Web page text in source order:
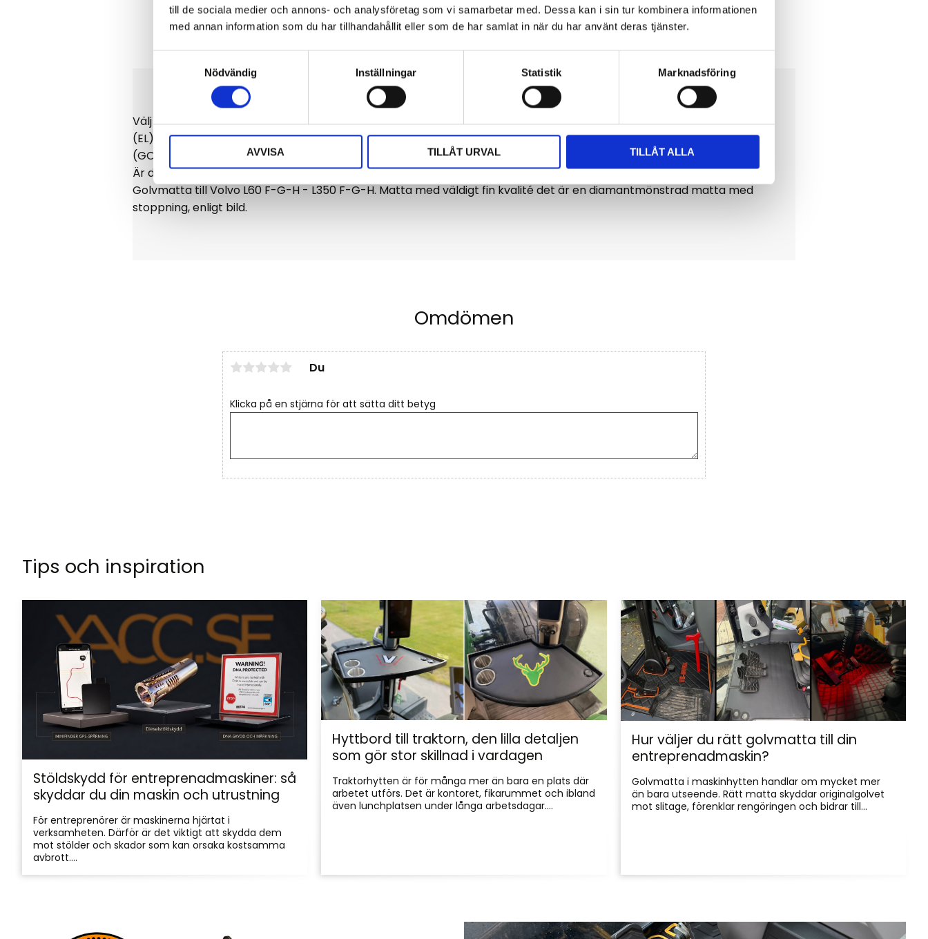
till de sociala medier och annons- och analysföretag som vi samarbetar med. Dessa kan i sin tur kombinera informationen
med annan information som du har tillhandahållit eller som de har samlat in när du har använt deras tjänster.
y
c
k
e
s
v
Nödvändig Inställningar Statistik Marknadsföring
AVVISA TILLÅT URVAL TILLÅT ALLA
Visa alla produkter från Swextil
Ge ett omdöme!
Välj rätt matta i rullistan
(EL) Står för att du har elspakar som sitter fast i stolen.
(GOLV) Står för att du har spakställ som sitter fast i golvet.
Är du osäker kontakta oss på info@xacc.se
Golvmatta till Volvo L60 F-G-H - L350 F-G-H. Matta med väldigt fin kvalité det är en diamantmönstrad matta med
stoppning, enligt bild.
Omdömen
Du
Klicka på en stjärna för att sätta ditt betyg
Tips och inspiration
Stöldskydd för entreprenadmaskiner: så
skyddar du din maskin och utrustning
För entreprenörer är maskinerna hjärtat i
verksamheten. Därför är det viktigt att skydda dem
mot stölder och skador som kan orsaka kostsamma
avbrott....
Hyttbord till traktorn, den lilla detaljen
som gör stor skillnad i vardagen
Traktorhytten är för många mer än bara en plats där
arbetet utförs. Det är kontoret, fikarummet och ibland
även lunchplatsen under långa arbetsdagar....
Hur väljer du rätt golvmatta till din
entreprenadmaskin?
Golvmatta i maskinhytten handlar om mycket mer
än bara utseende. Rätt matta skyddar originalgolvet
mot slitage, förenklar rengöringen och bidrar till...